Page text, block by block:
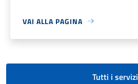
VAI ALLA PAGINA
Tutti i servizi